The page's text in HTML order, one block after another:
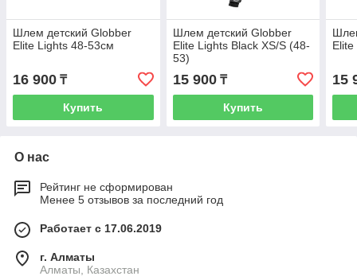
Шлем детский Globber
Elite Lights 48-53см
16 900 ₸
Купить
Шлем детский Globber
Elite Lights Black XS/S (48-
53)
15 900₸
Купить
15
О нас
Рейтинг не сформирован
Менее 5 отзывов за последний год
Работает с 17.06.2019
г. Алматы
Алматы, Казахстан